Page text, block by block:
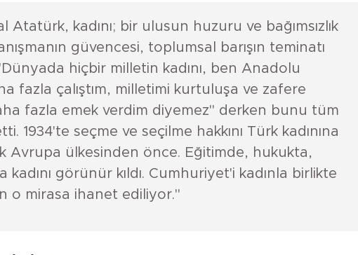
Atatürk, kadını; bir ulusun huzuru ve bağımsızlık
güvencesi, toplumsal barışın teminatı
hiçbir milletin kadını, ben Anadolu
fazla çalıştım, milletimi kurtuluşa ve zafere
fazla emek verdim diyemez" derken bunu tüm
1934'te seçme ve seçilme hakkını Türk kadınına
Avrupa ülkesinden önce. Eğitimde, hukukta,
kadını görünür kıldı. Cumhuriyet'i kadınla birlikte
o mirasa ihanet ediliyor."